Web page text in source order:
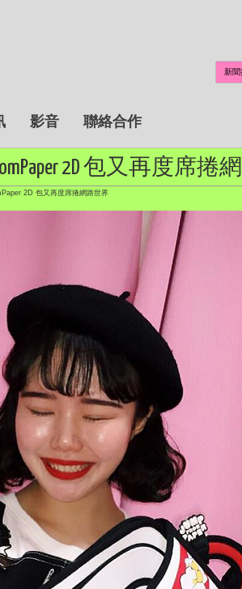
影音 聯絡合作
2D 包又再度席
2D 包又再度席捲網路世界